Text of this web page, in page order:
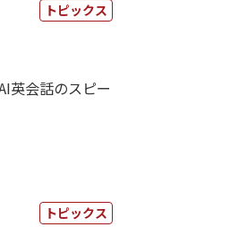
トピックス
英会話のスピー
トピックス